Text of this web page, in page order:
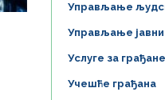
Управљање
Управљање
Услуге за
Учешће грађана